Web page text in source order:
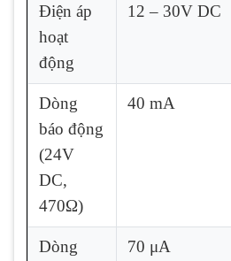
Điện áp
hoạt
động
12 – 30V DC
Dòng
báo động
(24V
DC,
470Ω)
40 mA
Dòng
70 μA